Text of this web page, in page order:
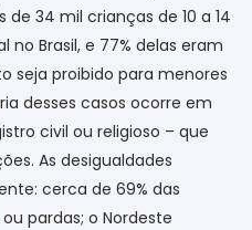
de 34 mil crianças de 10 a 14
Brasil, e 77% delas eram
seja proibido para menores
desses casos ocorre em
civil ou religioso – que
As desigualdades
cerca de 69% das
pardas; o Nordeste